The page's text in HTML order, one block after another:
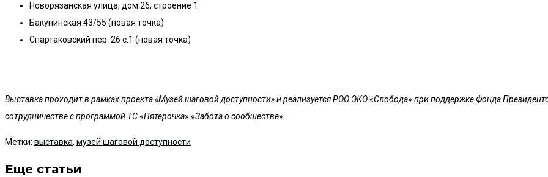
Новорязанская улица, дом 26, строение 1
Бакунинская 43/55 (новая точка)
Спартаковский пер. 26 с.1 (новая точка)
Выставка проходит в рамках проекта «Музей шаговой доступности» и реализуется РОО ЭКО«Слобода» при поддержке Фонда
сотрудничестве с программой ТС«Пятёрочка» «Забота о сообществе»
Метки: выставка, музей шаговой доступности
Еще статьи